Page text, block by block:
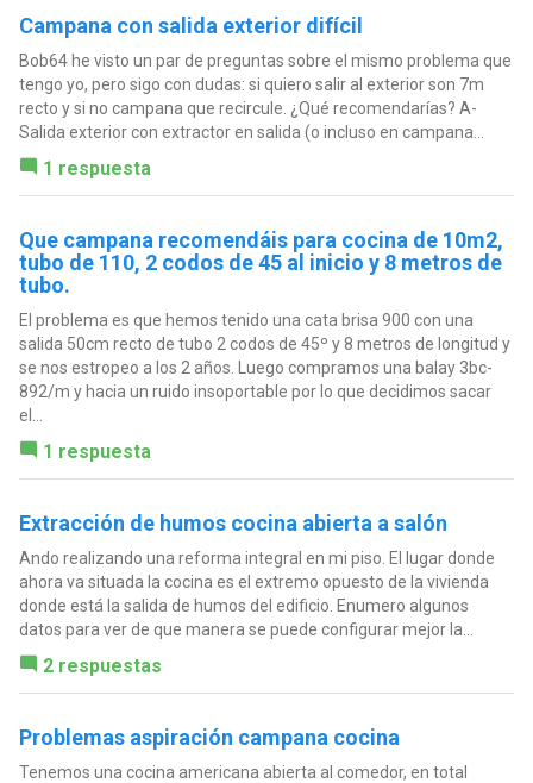
Campana con salida exterior difícil
Bob64 he visto un par de preguntas sobre el mismo problema que
tengo yo, pero sigo con dudas: si quiero salir al exterior son 7m
recto y si no campana que recircule. ¿Qué recomendarías? A-
Salida exterior con extractor en salida (o incluso en campana...
1 respuesta
Que campana recomendáis para cocina de 10m2,
tubo de 110, 2 codos de 45 al inicio y 8 metros de
tubo.
El problema es que hemos tenido una cata brisa 900 con una
salida 50cm recto de tubo 2 codos de 45º y 8 metros de longitud y
se nos estropeo a los 2 años. Luego compramos una balay 3bc-
892/m y hacia un ruido insoportable por lo que decidimos sacar
el...
1 respuesta
Extracción de humos cocina abierta a salón
Ando realizando una reforma integral en mi piso. El lugar donde
ahora va situada la cocina es el extremo opuesto de la vivienda
donde está la salida de humos del edificio. Enumero algunos
datos para ver de que manera se puede configurar mejor la...
2 respuestas
Problemas aspiración campana cocina
Tenemos una cocina americana abierta al comedor, en total